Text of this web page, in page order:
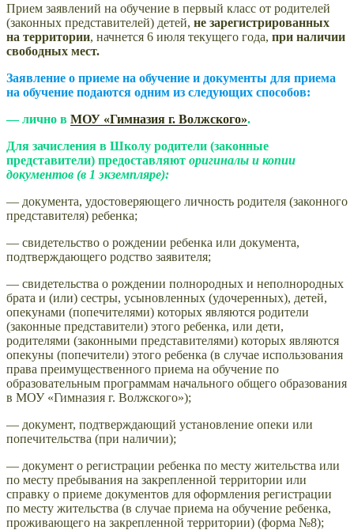
Прием заявлений на обучение в первый класс от родителей
(законных представителей) детей, не зарегистрированных
на территории, начнется 6 июля текущего года, при наличии
свободных мест.
Заявление о приеме на обучение и документы для приема
на обучение подаются одним из следующих способов:
—лично в МОУ «Гимназия г. Волжского».
Для зачисления в Школу родители (законные
представители) предоставляют оригиналы и копии
документов (в 1 экземпляре):
— документа, удостоверяющего личность родителя (законного
представителя) ребенка;
— свидетельство о рождении ребенка или документа,
подтверждающего родство заявителя;
— свидетельства о рождении полнородных и неполнородных
брата и (или) сестры, усыновленных (удочеренных), детей,
опекунами (попечителями) которых являются родители
(законные представители) этого ребенка, или дети,
родителями (законными представителями) которых являются
опекуны (попечители) этого ребенка (в случае использования
права преимущественного приема на обучение по
образовательным программам начального общего образования
в МОУ «Гимназия г. Волжского»);
— документ, подтверждающий установление опеки или
попечительства (при наличии);
— документ о регистрации ребенка по месту жительства или
по месту пребывания на закрепленной территории или
справку о приеме документов для оформления регистрации
по месту жительства (в случае приема на обучение ребенка,
проживающего на закрепленной территории) (форма №8);